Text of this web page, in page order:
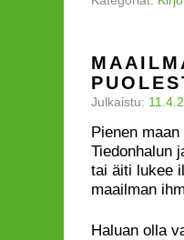
Julkaistu:
Pienen
Tiedonhalun
tai äiti lukee
maailman
Haluan olla